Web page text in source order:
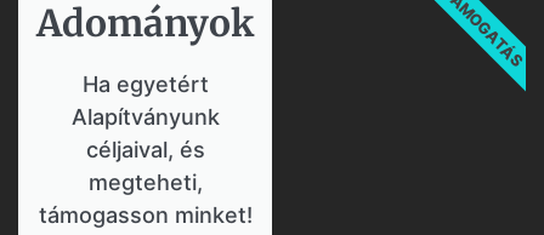
Adományok​
Ha egyetért
Alapítványunk
céljaival, és
megteheti,
támogasson minket!
TÁMOGATÁS